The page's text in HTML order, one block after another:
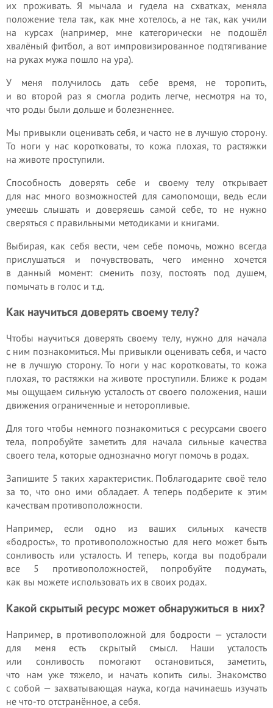
их проживать. Я мычала и гудела на схватках, меняла
положение тела так, как мне хотелось, а не так, как учили
на курсах (например, мне категорически не подошёл
хвалёный фитбол, а вот импровизированное подтягивание
на руках мужа пошло на ура).
У меня получилось дать себе время, не торопить,
и во второй раз я смогла родить легче, несмотря на то,
что роды были дольше и болезненнее.
Мы привыкли оценивать себя, и часто не в лучшую сторону.
То ноги у нас коротковаты, то кожа плохая, то растяжки
на животе проступили.
Способность доверять себе и своему телу открывает
для нас много возможностей для самопомощи, ведь если
умеешь слышать и доверяешь самой себе, то не нужно
сверяться с правильными методиками и книгами.
Выбирая, как себя вести, чем себе помочь, можно всегда
прислушаться и почувствовать, чего именно хочется
в данный момент: сменить позу, постоять под душем,
помычать в голос и т.д.
Как научиться доверять своему телу?
Чтобы научиться доверять своему телу, нужно для начала
с ним познакомиться. Мы привыкли оценивать себя, и часто
не в лучшую сторону. То ноги у нас коротковаты, то кожа
плохая, то растяжки на животе проступили. Ближе к родам
мы ощущаем сильную усталость от своего положения, наши
движения ограниченные и неторопливые.
Для того чтобы немного познакомиться с ресурсами своего
тела, попробуйте заметить для начала сильные качества
своего тела, которые однозначно могут помочь в родах.
Запишите 5 таких характеристик. Поблагодарите своё тело
за то, что оно ими обладает. А теперь подберите к этим
качествам противоположности.
Например, если одно из ваших сильных качеств
«бодрость», то противоположностью для него может быть
сонливость или усталость. И теперь, когда вы подобрали
все 5 противоположностей, попробуйте подумать,
как вы можете использовать их в своих родах.
Какой скрытый ресурс может обнаружиться в них?
Например, в противоположной для бодрости — усталости
для меня есть скрытый смысл. Наши усталость
или сонливость помогают остановиться, заметить,
что нам уже тяжело, и начать копить силы. Знакомство
с собой — захватывающая наука, когда начинаешь изучать
не что-то отстранённое, а себя.